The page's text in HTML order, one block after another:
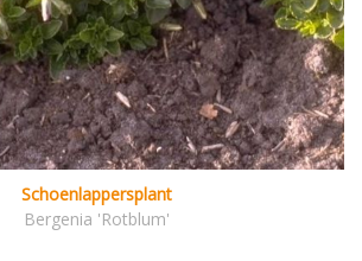
Schoenlappersplant
Bergenia 'Rotblum'